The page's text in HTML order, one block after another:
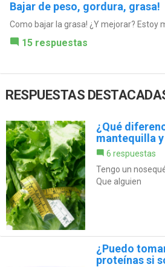
Bajar de peso, gordura, grasa!
Como bajar la grasa! ¿Y mejorar? Estoy
15 respuestas
RESPUESTAS
¿Qué
mantequilla
6 respuestas
Tengo un
Que alguien
¿Puedo
proteínas si